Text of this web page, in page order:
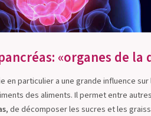
«organes de la
en particulier a une grande influence sur
des aliments. Il permet entre
, de décomposer les sucres et les